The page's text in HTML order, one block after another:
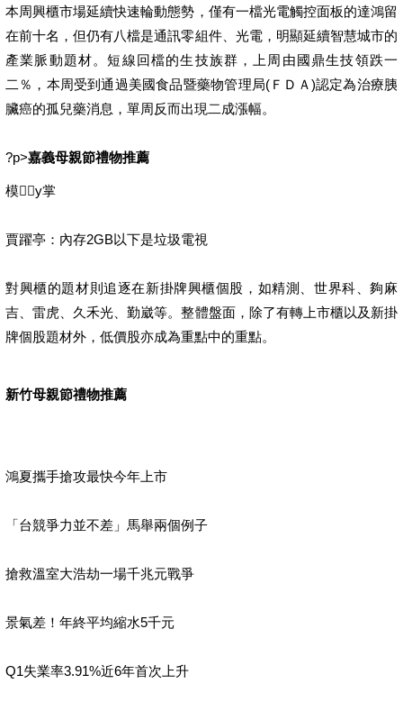
本周興櫃市場延續快速輪動態勢，僅有一檔光電觸控面板的達鴻留
在前十名，但仍有八檔是通訊零組件、光電，明顯延續智慧城市的
產業脈動題材。短線回檔的生技族群，上周由國鼎生技領跌一
二％，本周受到通過美國食品暨藥物管理局(ＦＤＡ)認定為治療胰
臟癌的孤兒藥消息，單周反而出現二成漲幅。
?p>嘉義母親節禮物推薦
模y掌
賈躍亭：內存2GB以下是垃圾電視
對興櫃的題材則追逐在新掛牌興櫃個股，如精測、世界科、夠麻
吉、雷虎、久禾光、勤崴等。整體盤面，除了有轉上市櫃以及新掛
牌個股題材外，低價股亦成為重點中的重點。
新竹母親節禮物推薦
鴻夏攜手搶攻最快今年上市
「台競爭力並不差」馬舉兩個例子
搶救溫室大浩劫一場千兆元戰爭
景氣差！年終平均縮水5千元
Q1失業率3.91%近6年首次上升